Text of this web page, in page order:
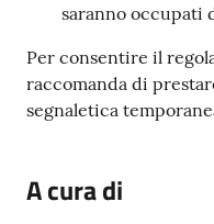
saranno occupati
Per consentire il
raccomanda di
segnaletica
A cura di